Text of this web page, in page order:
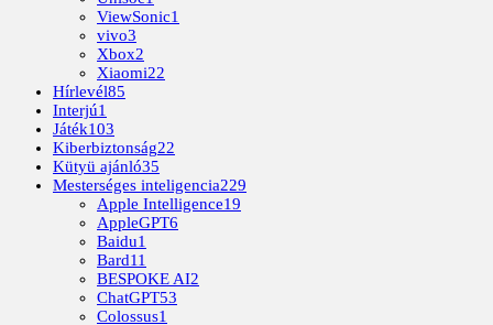
ViewSonic1
vivo3
Xbox2
Xiaomi22
Hírlevél85
Interjú1
Játék103
Kiberbiztonság22
Kütyü ajánló35
Mesterséges inteligencia229
Apple Intelligence19
AppleGPT6
Baidu1
Bard11
BESPOKE AI2
ChatGPT53
Colossus1